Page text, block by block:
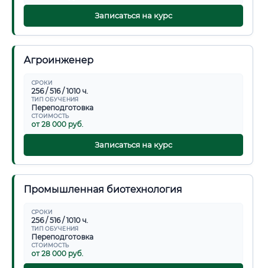
Записаться на курс
Агроинженер
СРОКИ
256 / 516 / 1010 ч.
ТИП ОБУЧЕНИЯ
Переподготовка
СТОИМОСТЬ
от 28 000 руб.
Записаться на курс
Промышленная биотехнология
СРОКИ
256 / 516 / 1010 ч.
ТИП ОБУЧЕНИЯ
Переподготовка
СТОИМОСТЬ
от 28 000 руб.